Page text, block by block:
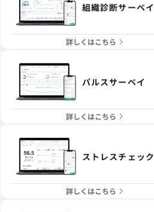
組織診断サーベイ
詳しくはこちら
パルスサーベイ
詳しくはこちら
ストレスチェック
詳しくはこちら